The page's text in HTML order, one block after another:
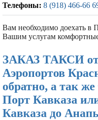
Телефоны: 8 (918) 466-66
Вам необходимо доехать в
Вашим услугам
ЗАКАЗ ТАКСИ
Аэропортов
обратно, а так
Порт Кавказа
Кавказа до